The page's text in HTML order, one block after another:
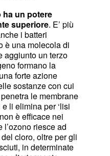
ha un potere
superiore. E’ più
i batteri
è una molecola di
aggiunto un terzo
formano la
forte azione
sostanze con cui
le membrane
li elimina per ‘lisi
è efficace nei
l’ozono riesce ad
cloro, oltre per gli
in determinate